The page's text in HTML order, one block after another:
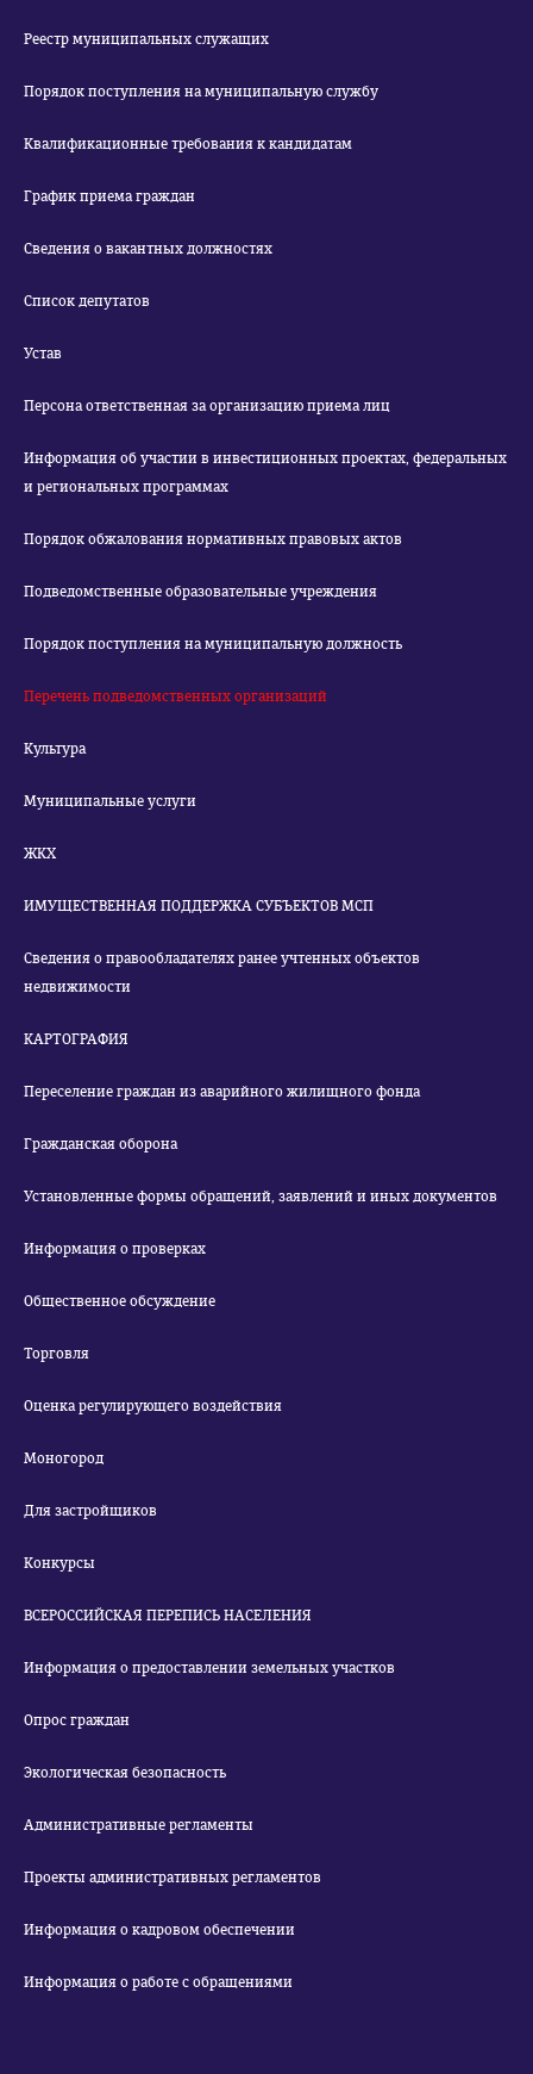
Реестр муниципальных служащих
Порядок поступления на муниципальную службу
Квалификационные требования к кандидатам
График приема граждан
Сведения о вакантных должностях
Список депутатов
Устав
Персона ответственная за организацию приема лиц
Информация об участии в инвестиционных проектах, федеральных
и региональных программах
Порядок обжалования нормативных правовых актов
Подведомственные образовательные учреждения
Порядок поступления на муниципальную должность
Перечень подведомственных организаций
Культура
Муниципальные услуги
ЖКХ
ИМУЩЕСТВЕННАЯ ПОДДЕРЖКА СУБЪЕКТОВ МСП
Сведения о правообладателях ранее учтенных объектов
недвижимости
КАРТОГРАФИЯ
Переселение граждан из аварийного жилищного фонда
Гражданская оборона
Установленные формы обращений, заявлений и иных документов
Информация о проверках
Общественное обсуждение
Торговля
Оценка регулирующего воздействия
Моногород
Для застройщиков
Конкурсы
ВСЕРОССИЙСКАЯ ПЕРЕПИСЬ НАСЕЛЕНИЯ
Информация о предоставлении земельных участков
Опрос граждан
Экологическая безопасность
Административные регламенты
Проекты административных регламентов
Информация о кадровом обеспечении
Информация о работе с обращениями